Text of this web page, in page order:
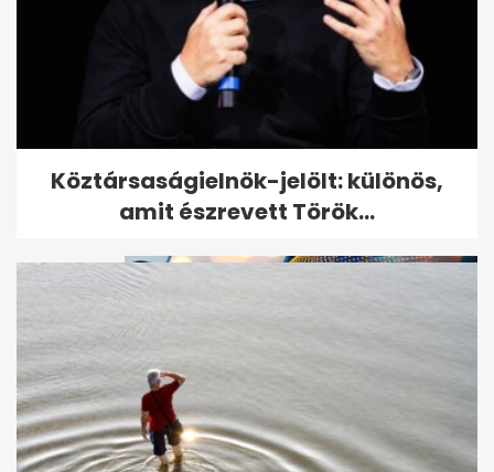
Megszökött a több száz állatot
brutálisan megkínzó nő
Köztársaságielnök-jelölt: különös,
amit észrevett Török...